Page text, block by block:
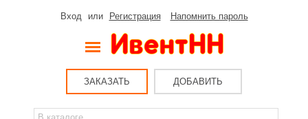
Вход или Регистрация Напомнить пароль
ЗАКАЗАТЬ ДОБАВИТЬ